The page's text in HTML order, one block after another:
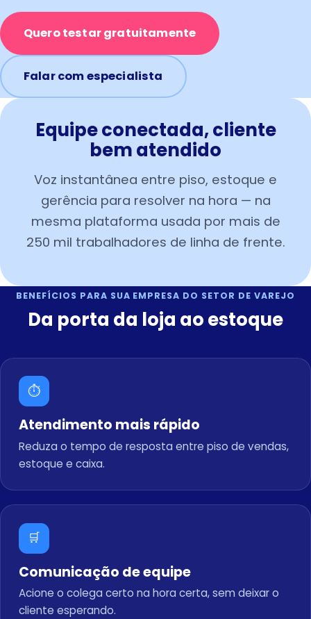
Quero testar gratuitamente
Falar com especialista
Equipe conectada, cliente
bem atendido
Voz instantânea entre piso, estoque e
gerência para resolver na hora — na
mesma plataforma usada por mais de
250 mil trabalhadores de linha de frente.
BENEFÍCIOS PARA SUA EMPRESA DO SETOR DE VAREJO
Da porta da loja ao estoque
⏱️
Atendimento mais rápido
Reduza o tempo de resposta entre piso de vendas,
estoque e caixa.
🛒
Comunicação de equipe
Acione o colega certo na hora certa, sem deixar o
cliente esperando.